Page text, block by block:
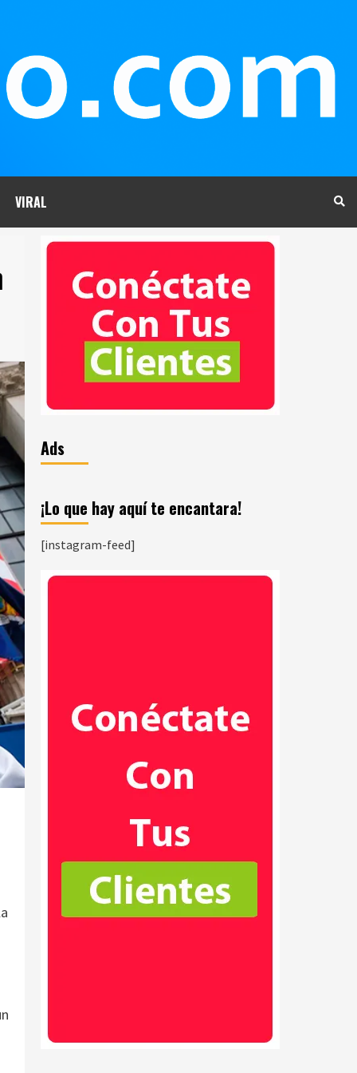
VIRAL
Ads
¡Lo que hay aquí te encantara!
[instagram-feed]